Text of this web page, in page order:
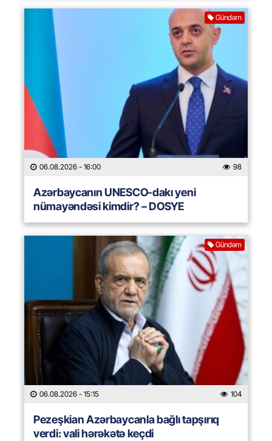
Gündəm
06.08.2026 - 16:00 98
Azərbaycanın UNESCO-dakı yeni
nümayəndəsi kimdir? – DOSYE
Gündəm
06.08.2026 - 15:15 104
Pezeşkian Azərbaycanla bağlı tapşırıq
verdi: vali hərəkətə keçdi